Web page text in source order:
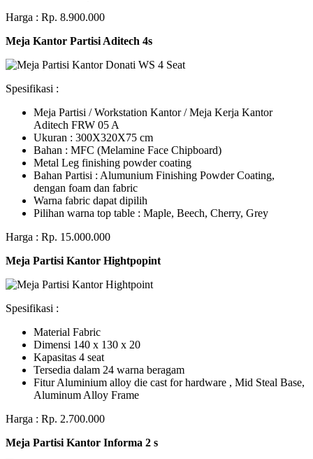
Harga : Rp. 8.900.000
Meja Kantor Partisi Aditech 4s
Spesifikasi :
Meja Partisi / Workstation Kantor / Meja Kerja Kantor
Aditech FRW 05 A
Ukuran : 300X320X75 cm
Bahan : MFC (Melamine Face Chipboard)
Metal Leg finishing powder coating
Bahan Partisi : Alumunium Finishing Powder Coating,
dengan foam dan fabric
Warna fabric dapat dipilih
Pilihan warna top table : Maple, Beech, Cherry, Grey
Harga : Rp. 15.000.000
Meja Partisi Kantor Hightpopint
Spesifikasi :
Material Fabric
Dimensi 140 x 130 x 20
Kapasitas 4 seat
Tersedia dalam 24 warna beragam
Fitur Aluminium alloy die cast for hardware , Mid Steal Base,
Aluminum Alloy Frame
Harga : Rp. 2.700.000
Meja Partisi Kantor Informa 2 s